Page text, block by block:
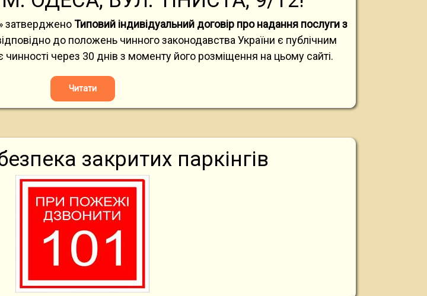
Типовий індивідуальний договір про надання послуги з
до положень чинного законодавства України є публічним
через 30 днів з моменту його розміщення на цьому сайті.
Читати
закритих паркінгів